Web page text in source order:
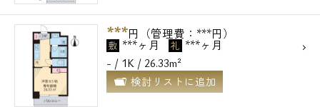
***円（管理費：***円）
敷 ***ヶ月 礼 ***ヶ月
- / 1K / 26.33m²
検討リストに追加